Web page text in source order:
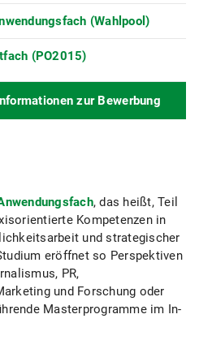
(Wahlpool)
(PO2015)
zur Bewerbung
, das heißt, Teil
Kompetenzen in
und strategischer
eröffnet so Perspektiven
PR,
und Forschung oder
Masterprogramme im In-